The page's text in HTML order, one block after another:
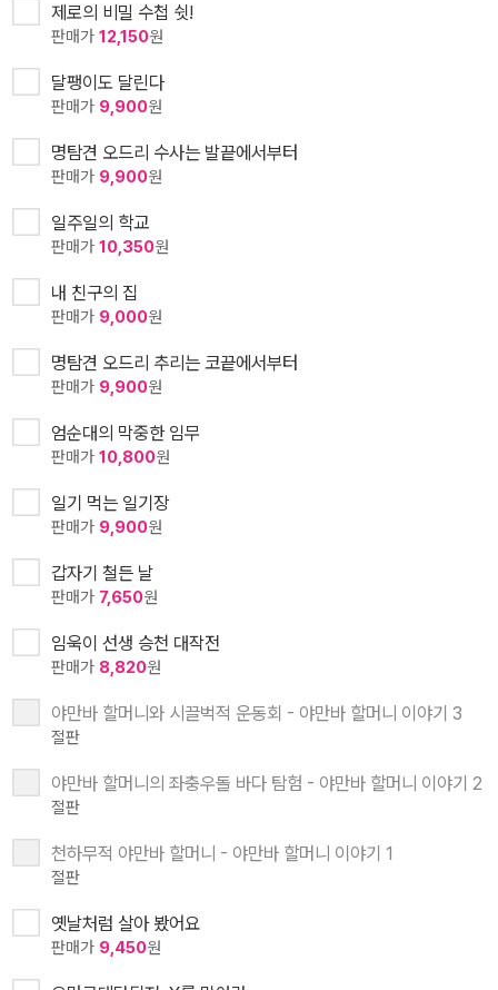
제로의 비밀 수첩 쉿!
판매가 12,150원
달팽이도 달린다
판매가 9,900원
명탐견 오드리 수사는 발끝에서부터
판매가 9,900원
일주일의 학교
판매가 10,350원
내 친구의 집
판매가 9,000원
명탐견 오드리 추리는 코끝에서부터
판매가 9,900원
엄순대의 막중한 임무
판매가 10,800원
일기 먹는 일기장
판매가 9,900원
갑자기 철든 날
판매가 7,650원
임욱이 선생 승천 대작전
판매가 8,820원
야만바 할머니와 시끌벅적 운동회 - 야만바 할머니 이야기 3
절판
야만바 할머니의 좌충우돌 바다 탐험 - 야만바 할머니 이야기 2
절판
천하무적 야만바 할머니 - 야만바 할머니 이야기 1
절판
옛날처럼 살아 봤어요
판매가 9,450원